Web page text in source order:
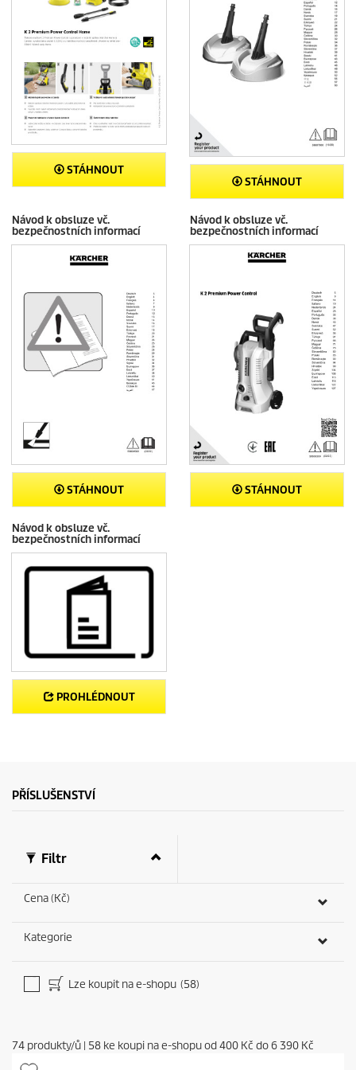
STÁHNOUT
STÁHNOUT
Návod k obsluze vč.
bezpečnostních informací
STÁHNOUT
Návod k obsluze vč.
bezpečnostních informací
STÁHNOUT
Návod k obsluze vč.
bezpečnostních informací
PROHLÉDNOUT
PŘÍSLUŠENSTVÍ
Filtr
Cena (Kč)
Kategorie
Lze koupit na e-shopu (58)
74 produkty/ů | 58 ke koupi na e-shopu od400 Kč do6 390 Kč